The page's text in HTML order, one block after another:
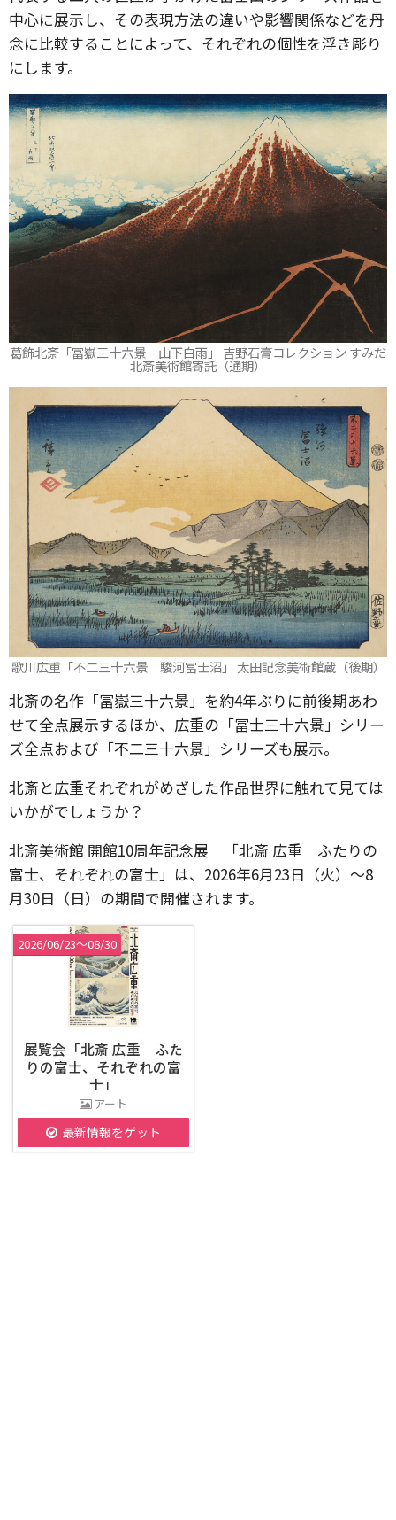
中心に展示し、その表現方法の違いや影響関係などを丹
念に比較することによって、それぞれの個性を浮き彫り
にします。
葛飾北斎「冨嶽三十六景 山下白雨」 吉野石膏コレクション すみだ
北斎美術館寄託（通期）
歌川広重「不二三十六景 駿河冨士沼」 太田記念美術館蔵（後期）
北斎の名作「冨嶽三十六景」を約4年ぶりに前後期あわ
せて全点展示するほか、広重の「冨士三十六景」シリー
ズ全点および「不二三十六景」シリーズも展示。
北斎と広重それぞれがめざした作品世界に触れて見ては
いかがでしょうか？
北斎美術館 開館10周年記念展 「北斎 広重 ふたりの
富士、それぞれの富士」は、2026年6月23日（火）～8
月30日（日）の期間で開催されます。
2026/06/23〜08/30
展覧会「北斎 広重 ふた
りの富士、それぞれの富
士」
アート
最新情報をゲット